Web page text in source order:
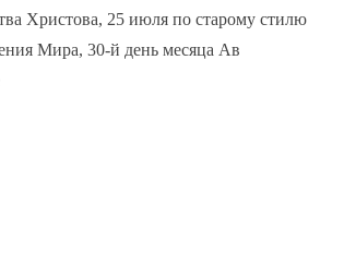
Христова, 25 июля по старому стилю
Мира, 30-й день месяца Ав